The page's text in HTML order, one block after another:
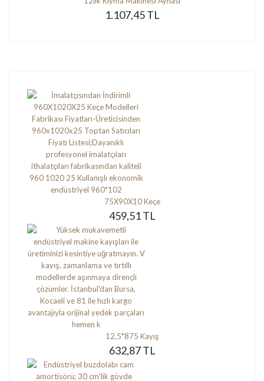
1.107,45 TL
75X90X10 Keçe
459,51 TL
12,5*875 Kayış
632,87 TL